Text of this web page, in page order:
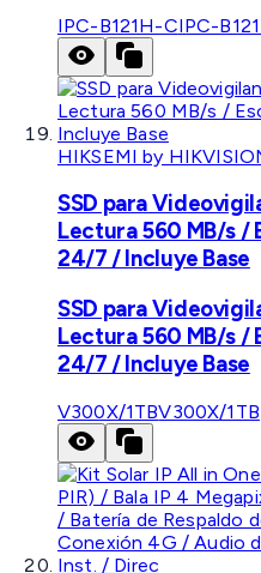
IPC-B121H-CIPC-
HIKSEMI by
SSD para
Lectura 560 MB/s /
24/7 / Incluye Base
SSD para
Lectura 560 MB/s /
24/7 / Incluye Base
V300X/1TBV300X/1TB